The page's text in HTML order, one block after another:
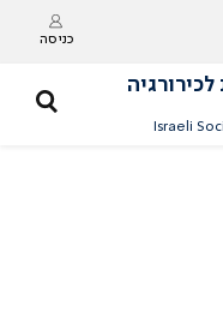
כניסה
Israeli